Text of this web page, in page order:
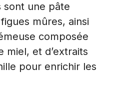
sont une pâte
mûres, ainsi
composée
miel, et d’extraits
pour enrichir les